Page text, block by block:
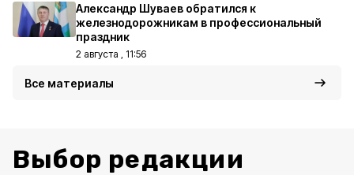
Александр Шуваев обратился к
железнодорожникам в профессиональный
праздник
2 августа , 11:56
Все материалы
Выбор редакции